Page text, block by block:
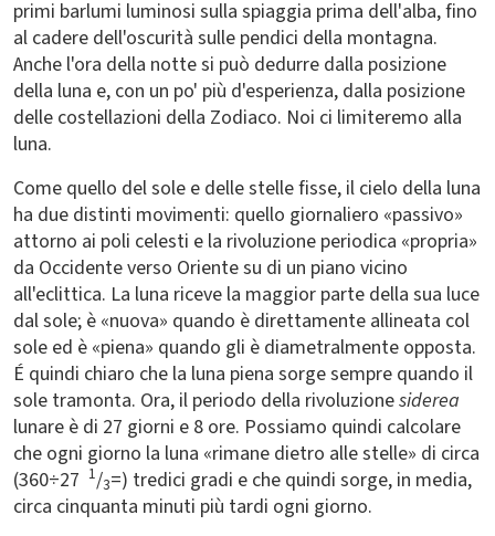
primi barlumi luminosi sulla spiaggia prima dell'alba, fino
al cadere dell'oscurità sulle pendici della montagna.
Anche l'ora della notte si può dedurre dalla posizione
della luna e, con un po' più d'esperienza, dalla posizione
delle costellazioni della Zodiaco. Noi ci limiteremo alla
luna.
Come quello del sole e delle stelle fisse, il cielo della luna
ha due distinti movimenti: quello giornaliero «passivo»
attorno ai poli celesti e la rivoluzione periodica «propria»
da Occidente verso Oriente su di un piano vicino
all'eclittica. La luna riceve la maggior parte della sua luce
dal sole; è «nuova» quando è direttamente allineata col
sole ed è «piena» quando gli è diametralmente opposta.
É quindi chiaro che la luna piena sorge sempre quando il
sole tramonta. Ora, il periodo della rivoluzionesiderea
lunare è di 27 giorni e 8 ore. Possiamo quindi calcolare
che ogni giorno la luna «rimane dietro alle stelle» di circa
(360÷27 1/3=) tredici gradi e che quindi sorge, in media,
circa cinquanta minuti più tardi ogni giorno.